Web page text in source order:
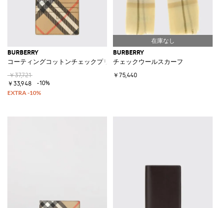
BURBERRY
コーティングコットンチェックプリントクレジットカードホルダー
￥37,721
￥33,948
-10%
BURBERRY
チェックウールスカーフ
￥75,440